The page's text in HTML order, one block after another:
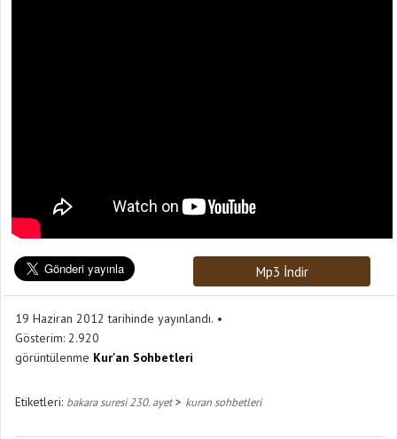
Mp3 İndir
19 Haziran 2012 tarihinde yayınlandı.
Gösterim: 2.920
görüntülenme Kur'an Sohbetleri
Etiketleri: bakara suresi 230. ayet> kuran sohbetleri